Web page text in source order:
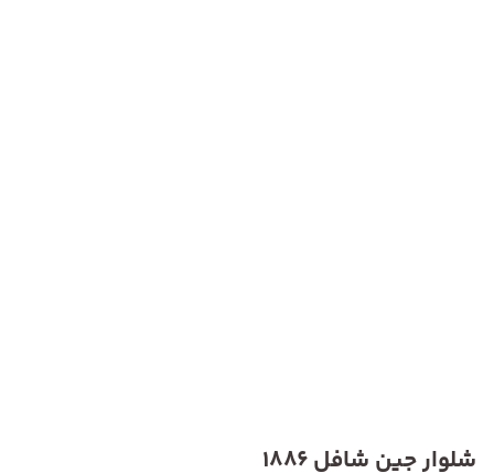
شلوار جین شافل 1886